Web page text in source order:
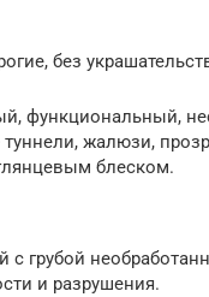
без
функциональный,
жалюзи,
блеском.
с грубой
и разрушения.